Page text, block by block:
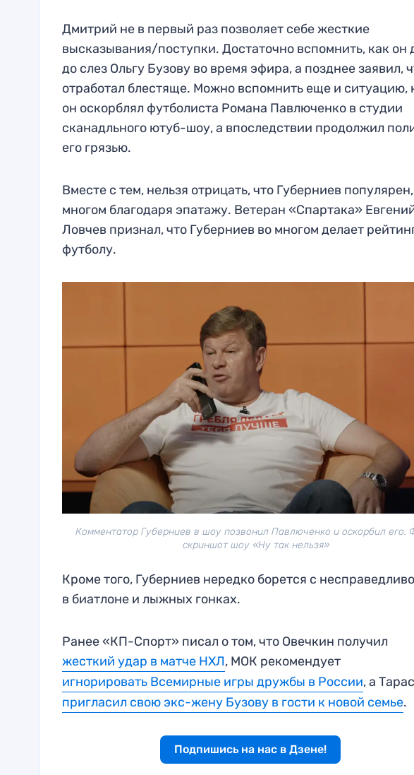
Дмитрий не в первый раз позволяет себе жесткие
высказывания/поступки. Достаточно вспомнить, как он
до слез Ольгу Бузову во время эфира, а позднее заявил,
отработал блестяще. Можно вспомнить еще и ситуацию,
он оскорблял футболиста Романа Павлюченко в студии
сканадльного ютуб-шоу, а впоследствии продолжил
его грязью.
Вместе с тем, нельзя отрицать, что Губерниев
многом благодаря эпатажу. Ветеран «Спартака»
Ловчев признал, что Губерниев во многом делает
футболу.
Комментатор Губерниев в шоу позвонил Павлюченко и оскорбил его.
скриншот шоу «Ну так нельзя»
Кроме того, Губерниев нередко борется с
в биатлоне и лыжных гонках.
Ранее «КП-Спорт» писал о том, что Овечкин получил
жесткий удар в матче НХЛ, МОК рекомендует
игнорировать Всемирные игры дружбы в России, а
пригласил свою экс-жену Бузову в гости к новой семье.
Подпишись на нас в Дзене!